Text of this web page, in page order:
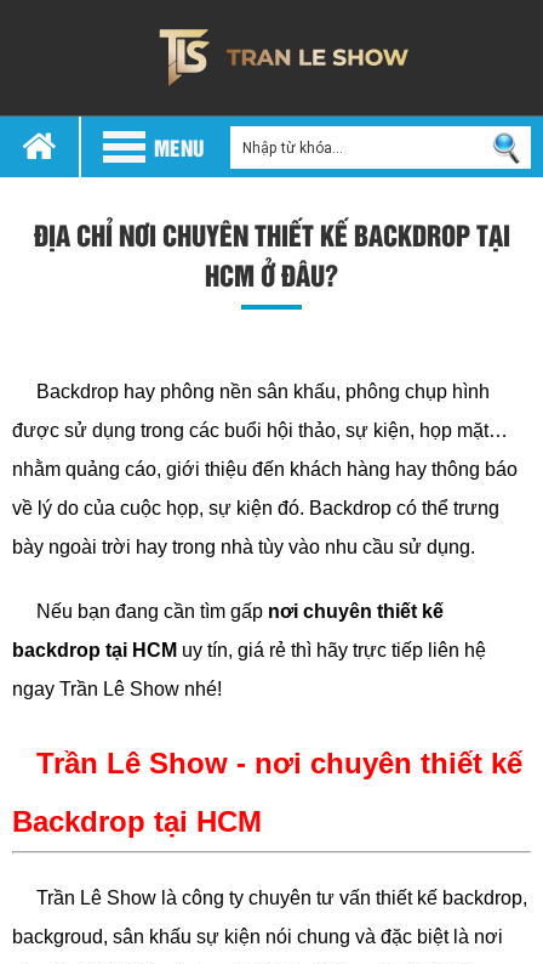
MENU
ĐỊA CHỈ NƠI CHUYÊN THIẾT KẾ BACKDROP TẠI
HCM Ở ĐÂU?
Backdrop hay phông nền sân khấu, phông chụp hình
được sử dụng trong các buổi hội thảo, sự kiện, họp mặt…
nhằm quảng cáo, giới thiệu đến khách hàng hay thông báo
về lý do của cuộc họp, sự kiện đó. Backdrop có thể trưng
bày ngoài trời hay trong nhà tùy vào nhu cầu sử dụng.
Nếu bạn đang cần tìm gấp nơi chuyên thiết kế
backdrop tại HCM uy tín, giá rẻ thì hãy trực tiếp liên hệ
ngay Trần Lê Show nhé!
Trần Lê Show - nơi chuyên thiết kế
Backdrop tại HCM
Trần Lê Show là công ty chuyên tư vấn thiết kế backdrop,
backgroud, sân khấu sự kiện nói chung và đặc biệt là nơi